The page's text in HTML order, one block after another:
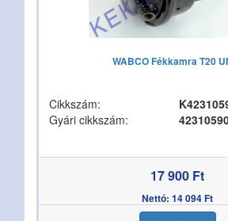
WABCO Fékkamra T20
Cikkszám:
Gyári cikkszám:
17 900 Ft
Nettó: 14 094 Ft